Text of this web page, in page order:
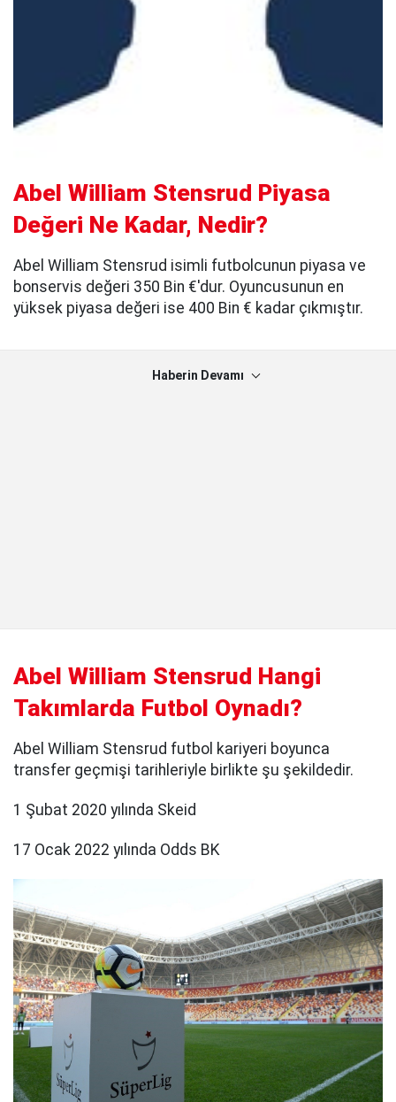
Abel William Stensrud Piyasa
Değeri Ne Kadar, Nedir?
Abel William Stensrud isimli futbolcunun piyasa ve
bonservis değeri 350 Bin €'dur. Oyuncusunun en
yüksek piyasa değeri ise 400 Bin € kadar çıkmıştır.
Haberin Devamı
Abel William Stensrud Hangi
Takımlarda Futbol Oynadı?
Abel William Stensrud futbol kariyeri boyunca
transfer geçmişi tarihleriyle birlikte şu şekildedir.
1 Şubat 2020 yılında Skeid
17 Ocak 2022 yılında Odds BK